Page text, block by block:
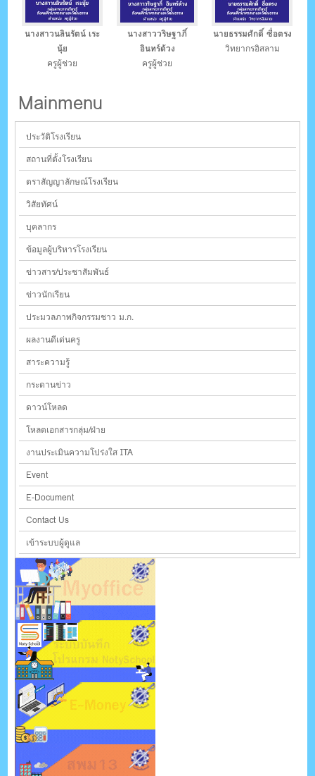
นางสาวนลินรัตน์ เระ
นุ้ย
ครูผู้ช่วย
นางสาววริษฐาภิ์
อินทร์ด้วง
ครูผู้ช่วย
นายธรรมศักดิ์ ซื่อตรง
วิทยากรอิสลาม
Mainmenu
ประวัติโรงเรียน
สถานที่ตั้งโรงเรียน
ตราสัญญาลักษณ์โรงเรียน
วิสัยทัศน์
บุคลากร
ข้อมูลผู้บริหารโรงเรียน
ข่าวสาร/ประชาสัมพันธ์
ข่าวนักเรียน
ประมวลภาพกิจกรรมชาว ม.ก.
ผลงานดีเด่นครู
สาระความรู้
กระดานข่าว
ดาวน์โหลด
โหลดเอกสารกลุ่ม/ฝ่าย
งานประเมินความโปร่งใส ITA
Event
E-Document
Contact Us
เข้าระบบผู้ดูแล